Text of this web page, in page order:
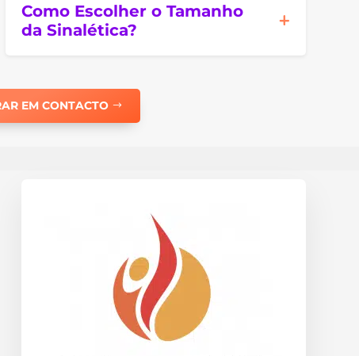
Como Escolher o Tamanho
da Sinalética?
EM CONTACTO